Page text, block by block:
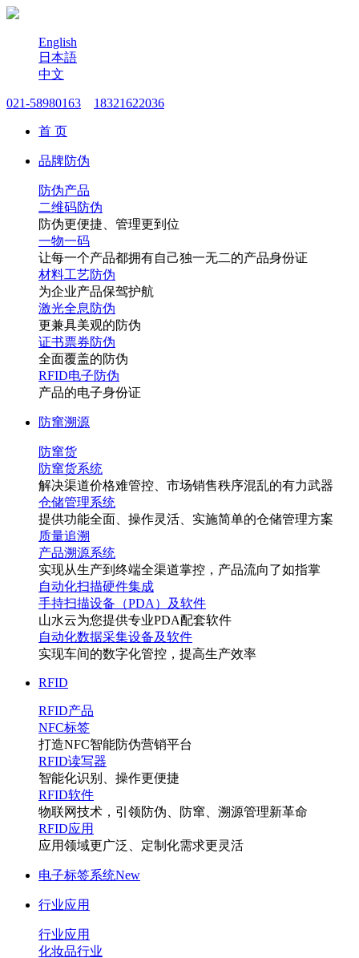
English
日本語
中文
021-58980163 18321622036
首 页
品牌防伪
防伪产品
二维码防伪
防伪更便捷、管理更到位
一物一码
让每一个产品都拥有自己独一无二的产品身份证
材料工艺防伪
为企业产品保驾护航
激光全息防伪
更兼具美观的防伪
证书票券防伪
全面覆盖的防伪
RFID电子防伪
产品的电子身份证
防窜溯源
防窜货
防窜货系统
解决渠道价格难管控、市场销售秩序混乱的有力武器
仓储管理系统
提供功能全面、操作灵活、实施简单的仓储管理方案
质量追溯
产品溯源系统
实现从生产到终端全渠道掌控，产品流向了如指掌
自动化扫描硬件集成
手持扫描设备（PDA）及软件
山水云为您提供专业PDA配套软件
自动化数据采集设备及软件
实现车间的数字化管控，提高生产效率
RFID
RFID产品
NFC标签
打造NFC智能防伪营销平台
RFID读写器
智能化识别、操作更便捷
RFID软件
物联网技术，引领防伪、防窜、溯源管理新革命
RFID应用
应用领域更广泛、定制化需求更灵活
电子标签系统New
行业应用
行业应用
化妆品行业